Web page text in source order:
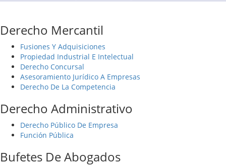
Derecho Mercantil
Fusiones Y Adquisiciones
Propiedad Industrial E Intelectual
Derecho Concursal
Asesoramiento Jurídico A Empresas
Derecho De La Competencia
Derecho Administrativo
Derecho Público De Empresa
Función Pública
Bufetes De Abogados